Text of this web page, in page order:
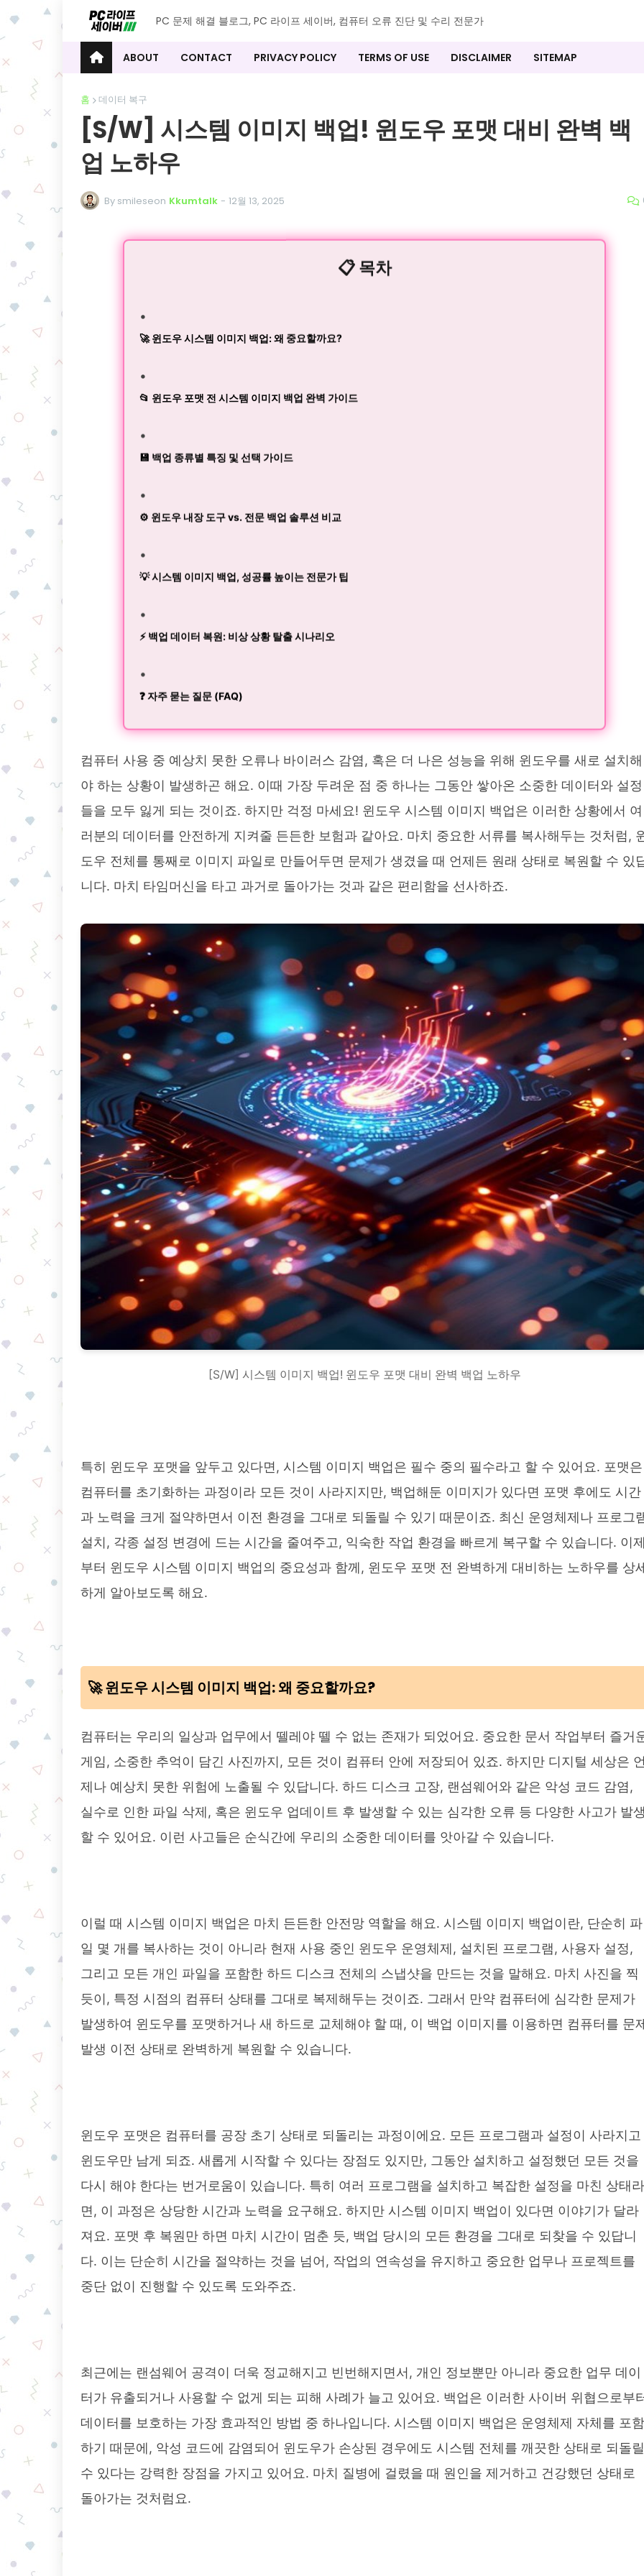
PC 문제 해결 블로그, PC 라이프 세이버, 컴퓨터 오류 진단 및 수리 전문가
ABOUT CONTACT PRIVACY POLICY TERMS OF USE DISCLAIMER SITEMAP
홈 데이터 복구
[S/W] 시스템 이미지 백업! 윈도우 포맷 대비 완벽 백
업 노하우
By smileseon Kkumtalk - 12월 13, 2025
📋 목차
🚀 윈도우 시스템 이미지 백업: 왜 중요할까요?
📂 윈도우 포맷 전 시스템 이미지 백업 완벽 가이드
💾 백업 종류별 특징 및 선택 가이드
⚙️ 윈도우 내장 도구 vs. 전문 백업 솔루션 비교
💡 시스템 이미지 백업, 성공률 높이는 전문가 팁
⚡️ 백업 데이터 복원: 비상 상황 탈출 시나리오
❓ 자주 묻는 질문 (FAQ)
컴퓨터 사용 중 예상치 못한 오류나 바이러스 감염, 혹은 더 나은 성능을 위해 윈도우를 새로 설치해
야 하는 상황이 발생하곤 해요. 이때 가장 두려운 점 중 하나는 그동안 쌓아온 소중한 데이터와 설정
들을 모두 잃게 되는 것이죠. 하지만 걱정 마세요! 윈도우 시스템 이미지 백업은 이러한 상황에서 여
러분의 데이터를 안전하게 지켜줄 든든한 보험과 같아요. 마치 중요한 서류를 복사해두는 것처럼,
도우 전체를 통째로 이미지 파일로 만들어두면 문제가 생겼을 때 언제든 원래 상태로 복원할 수 있
니다. 마치 타임머신을 타고 과거로 돌아가는 것과 같은 편리함을 선사하죠.
[S/W] 시스템 이미지 백업! 윈도우 포맷 대비 완벽 백업 노하우
특히 윈도우 포맷을 앞두고 있다면, 시스템 이미지 백업은 필수 중의 필수라고 할 수 있어요. 포맷은
컴퓨터를 초기화하는 과정이라 모든 것이 사라지지만, 백업해둔 이미지가 있다면 포맷 후에도 시간
과 노력을 크게 절약하면서 이전 환경을 그대로 되돌릴 수 있기 때문이죠. 최신 운영체제나 프로그
설치, 각종 설정 변경에 드는 시간을 줄여주고, 익숙한 작업 환경을 빠르게 복구할 수 있습니다. 이
부터 윈도우 시스템 이미지 백업의 중요성과 함께, 윈도우 포맷 전 완벽하게 대비하는 노하우를 상
하게 알아보도록 해요.
🚀 윈도우 시스템 이미지 백업: 왜 중요할까요?
컴퓨터는 우리의 일상과 업무에서 뗄레야 뗄 수 없는 존재가 되었어요. 중요한 문서 작업부터 즐거
게임, 소중한 추억이 담긴 사진까지, 모든 것이 컴퓨터 안에 저장되어 있죠. 하지만 디지털 세상은
제나 예상치 못한 위험에 노출될 수 있답니다. 하드 디스크 고장, 랜섬웨어와 같은 악성 코드 감염,
실수로 인한 파일 삭제, 혹은 윈도우 업데이트 후 발생할 수 있는 심각한 오류 등 다양한 사고가 발
할 수 있어요. 이런 사고들은 순식간에 우리의 소중한 데이터를 앗아갈 수 있습니다.
이럴 때 시스템 이미지 백업은 마치 든든한 안전망 역할을 해요. 시스템 이미지 백업이란, 단순히 파
일 몇 개를 복사하는 것이 아니라 현재 사용 중인 윈도우 운영체제, 설치된 프로그램, 사용자 설정,
그리고 모든 개인 파일을 포함한 하드 디스크 전체의 스냅샷을 만드는 것을 말해요. 마치 사진을 찍
듯이, 특정 시점의 컴퓨터 상태를 그대로 복제해두는 것이죠. 그래서 만약 컴퓨터에 심각한 문제가
발생하여 윈도우를 포맷하거나 새 하드로 교체해야 할 때, 이 백업 이미지를 이용하면 컴퓨터를 문
발생 이전 상태로 완벽하게 복원할 수 있습니다.
윈도우 포맷은 컴퓨터를 공장 초기 상태로 되돌리는 과정이에요. 모든 프로그램과 설정이 사라지고
윈도우만 남게 되죠. 새롭게 시작할 수 있다는 장점도 있지만, 그동안 설치하고 설정했던 모든 것을
다시 해야 한다는 번거로움이 있습니다. 특히 여러 프로그램을 설치하고 복잡한 설정을 마친 상태라
면, 이 과정은 상당한 시간과 노력을 요구해요. 하지만 시스템 이미지 백업이 있다면 이야기가 달라
져요. 포맷 후 복원만 하면 마치 시간이 멈춘 듯, 백업 당시의 모든 환경을 그대로 되찾을 수 있답니
다. 이는 단순히 시간을 절약하는 것을 넘어, 작업의 연속성을 유지하고 중요한 업무나 프로젝트를
중단 없이 진행할 수 있도록 도와주죠.
최근에는 랜섬웨어 공격이 더욱 정교해지고 빈번해지면서, 개인 정보뿐만 아니라 중요한 업무 데이
터가 유출되거나 사용할 수 없게 되는 피해 사례가 늘고 있어요. 백업은 이러한 사이버 위협으로부
데이터를 보호하는 가장 효과적인 방법 중 하나입니다. 시스템 이미지 백업은 운영체제 자체를 포함
하기 때문에, 악성 코드에 감염되어 윈도우가 손상된 경우에도 시스템 전체를 깨끗한 상태로 되돌릴
수 있다는 강력한 장점을 가지고 있어요. 마치 질병에 걸렸을 때 원인을 제거하고 건강했던 상태로
돌아가는 것처럼요.